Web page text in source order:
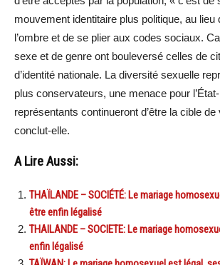
mouvement identitaire plus politique, au lieu
l’ombre et de se plier aux codes sociaux.
sexe et de genre ont bouleversé celles de
d’identité nationale. La diversité sexuelle
plus conservateurs, une menace pour
représentants continueront d’être la cible de
conclut-elle.
A Lire Aussi:
THAÏLANDE – SOCIÉTÉ: Le mariage
être enfin légalisé
THAILANDE – SOCIETE: Le mariage
enfin légalisé